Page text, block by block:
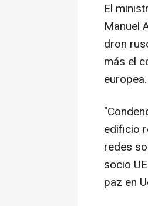
El
Manuel
dron
más el
europea.
edificio
redes
socio
paz en